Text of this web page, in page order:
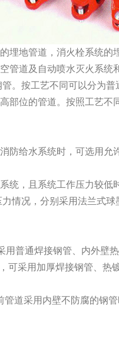
地管道，消火栓系统的
道及自动喷水灭火系统
。按工艺不同可以分为普
位的管道。按照工艺不
给水系统时，可选用允
，且系统工作压力较低
情况，分别采用法兰式
普通焊接钢管、内外壁热
采用加厚焊接钢管、热
道采用内壁不防腐的钢管